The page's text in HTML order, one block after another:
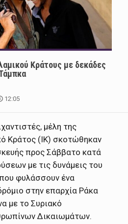
Κράτους με δεκάδες
12:05
μέλη της
Κράτος (ΙΚ) σκοτώθηκαν
προς Σάββατο κατά
με τις δυνάμεις του
φυλάσσουν ένα
στην επαρχία Ράκα
με το Συριακό
Δικαιωμάτων.